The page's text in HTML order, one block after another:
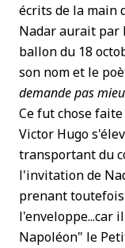
écrits de la main
Nadar aurait par
ballon du 18
son nom et le
demande pas
Ce fut chose
Victor Hugo
transportant du
l'invitation de
prenant
l'enveloppe...car
Napoléon" le